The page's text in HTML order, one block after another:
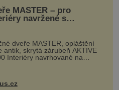
MASTER – pro
navržené s
i vášní!
dveře MASTER, opláštění
antik, skrytá zárubeň AKTIVE
Interiéry navrhované na
často vyžadují atypické
nejen nábytku, ale i
umož...